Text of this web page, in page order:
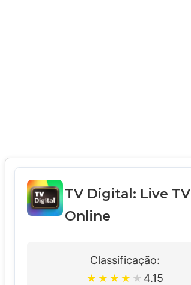
TV Digital: Live TV
Online
Classificação:
★ ★ ★ ★ ★ 4.15